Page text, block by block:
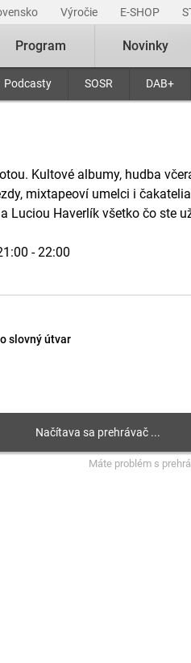
Výročie E-SHOP
Podcasty SOSR DAB+
Program Novinky
Kultové albumy, hudba
mixtapeoví umelci i
Luciou Haverlík všetko čo ste
- 22:00
slovný útvar
Máte problém s